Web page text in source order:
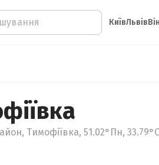
КиївЛьвів
Тимофіївка, 51.02°Пн,